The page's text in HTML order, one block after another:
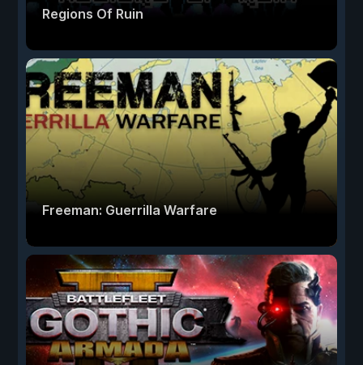
Regions Of Ruin
Freeman: Guerrilla Warfare